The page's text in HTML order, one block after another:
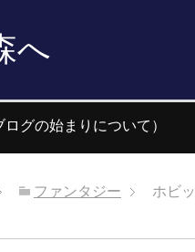
へ
グの始まりについて）
ファンタジー ホビ